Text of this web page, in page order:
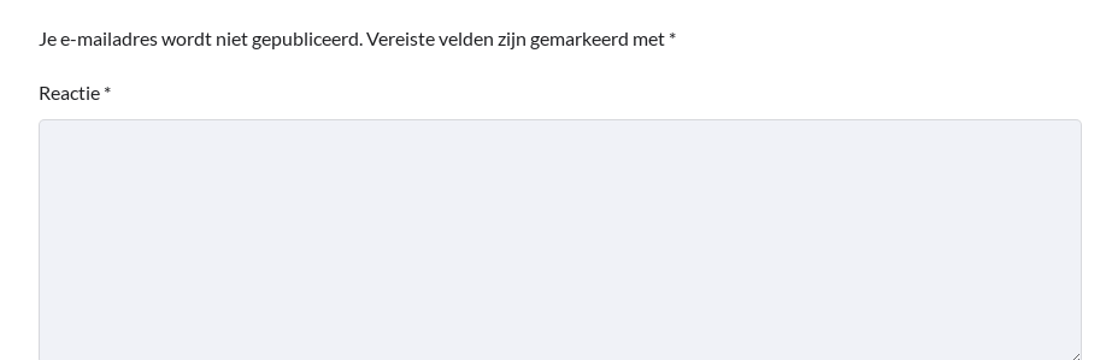
Je e-mailadres wordt niet gepubliceerd.Vereiste velden zijn gemarkeerd met *
Reactie *